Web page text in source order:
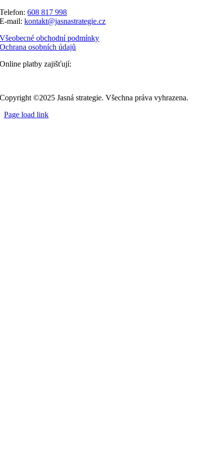
Telefon:608 817 998
E-mail:kontakt@jasnastrategie.cz
Všeobecné obchodní podmínky
Ochrana osobních údajů
Online platby zajišťují:
Copyright ©2025 Jasná strategie. Všechna práva vyhrazena.
Page load link